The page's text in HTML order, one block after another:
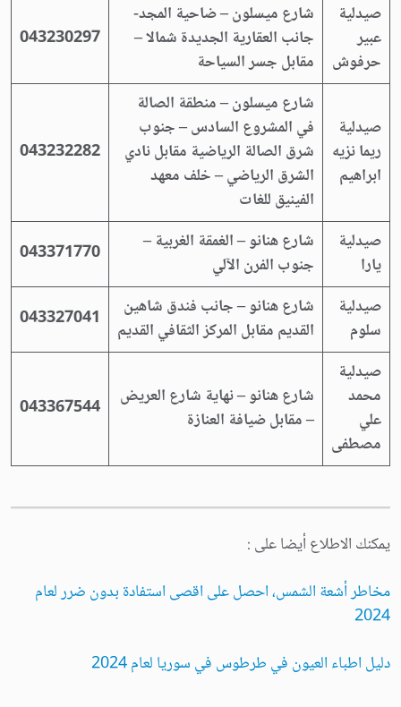
صيدلية
عبير
حرفوش
شارع ميسلون – ضاحية المجد-
جانب العقارية الجديدة شمالا –
مقابل جسر السياحة
043230297
صيدلية
ريما نزيه
ابراهيم
شارع ميسلون – منطقة الصالة
في المشروع السادس – جنوب
شرق الصالة الرياضية مقابل نادي
الشرق الرياضي – خلف معهد
الفينيق للغات
043232282
صيدلية
يارا
شارع هنانو – الغمقة الغربية –
جنوب الفرن الآلي
043371770
صيدلية
سلوم
شارع هنانو – جانب فندق شاهين
القديم مقابل المركز الثقافي القديم
043327041
صيدلية
محمد
علي
مصطفى
شارع هنانو – نهاية شارع العريض
– مقابل ضيافة العنازة
043367544
يمكنك الاطلاع أيضا على :
مخاطر أشعة الشمس، احصل على اقصى استفادة بدون ضرر لعام
2024
دليل اطباء العيون في طرطوس في سوريا لعام 2024